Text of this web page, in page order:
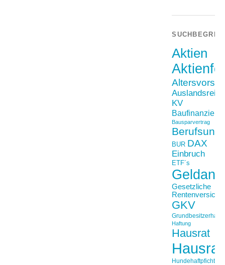
Aktien
Auslandsreise
KV
Bausparvertrag
BUR DAX
Einbruch
ETF´s
Gesetzliche
GKV
Haftung
Hausrat
Hundehaftpficht